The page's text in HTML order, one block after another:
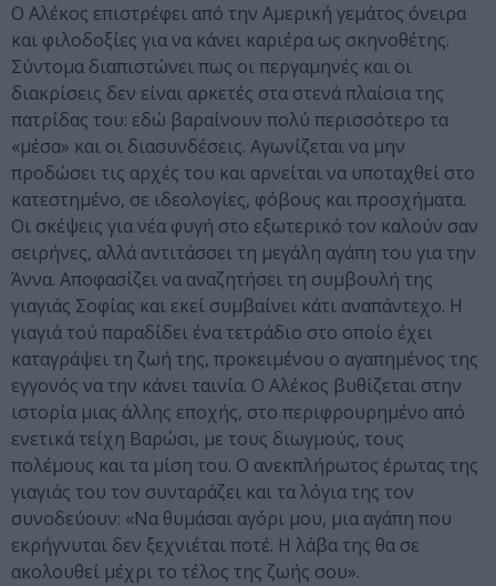
Ο Αλέκος επιστρέφει από την Αμερική γεμάτος όνειρα
και φιλοδοξίες για να κάνει καριέρα ως σκηνοθέτης.
Σύντομα διαπιστώνει πως οι περγαμηνές και οι
διακρίσεις δεν είναι αρκετές στα στενά πλαίσια της
πατρίδας του: εδώ βαραίνουν πολύ περισσότερο τα
«μέσα» και οι διασυνδέσεις. Αγωνίζεται να μην
προδώσει τις αρχές του και αρνείται να υποταχθεί στο
κατεστημένο, σε ιδεολογίες, φόβους και προσχήματα.
Οι σκέψεις για νέα φυγή στο εξωτερικό τον καλούν σαν
σειρήνες, αλλά αντιτάσσει τη μεγάλη αγάπη του για την
Άννα. Αποφασίζει να αναζητήσει τη συμβουλή της
γιαγιάς Σοφίας και εκεί συμβαίνει κάτι αναπάντεχο. Η
γιαγιά τού παραδίδει ένα τετράδιο στο οποίο έχει
καταγράψει τη ζωή της, προκειμένου ο αγαπημένος της
εγγονός να την κάνει ταινία. Ο Αλέκος βυθίζεται στην
ιστορία μιας άλλης εποχής, στο περιφρουρημένο από
ενετικά τείχη Βαρώσι, με τους διωγμούς, τους
πολέμους και τα μίση του. Ο ανεκπλήρωτος έρωτας της
γιαγιάς του τον συνταράζει και τα λόγια της τον
συνοδεύουν: «Να θυμάσαι αγόρι μου, μια αγάπη που
εκρήγνυται δεν ξεχνιέται ποτέ. Η λάβα της θα σε
ακολουθεί μέχρι το τέλος της ζωής σου».